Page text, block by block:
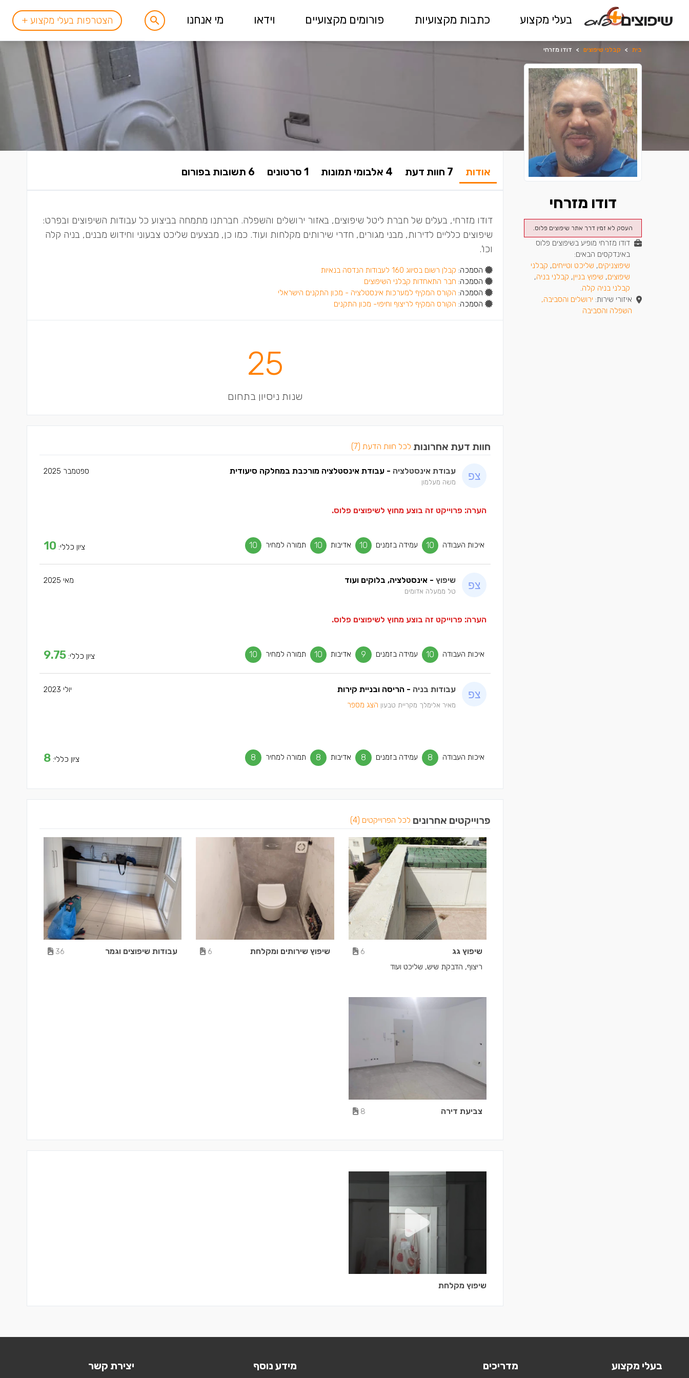
בעלי מקצוע כתבות מקצועיות פורומים מקצועיים וידאו מי אנחנו הצטרפות בעלי מקצוע +
בית > קבלני שיפוצים > דודו מזרחי
דודו מזרחי
העסק לא זמין דרך אתר שיפוצים פלוס.
דודו מזרחי מופיע בשיפוצים פלוס
באינדקסים הבאים:
שיפוצניקים, שליכט וטייחים, קבלני
שיפוצים, שיפוץ בניין, קבלני בניה,
קבלני בניה קלה.
איזורי שירות: ירושלים והסביבה,
השפלה והסביבה
אודות 7 חוות דעת 4 אלבומי תמונות 1 סרטונים 6 תשובות בפורום
דודו מזרחי, בעלים של חברת ליטל שיפוצים, באזור ירושלים והשפלה. חברתנו מתמחה בביצוע כל עבודות השיפוצים ובפרט:
שיפוצים כלליים לדירות, מבני מגורים, חדרי שירותים מקלחות ועוד. כמו כן, מבצעים שליכט צבעוני וחידוש מבנים, בניה קלה
וכו'.
הסמכה: קבלן רשום בסיווג 160 לעבודות הנדסה בנאיות
הסמכה: חבר התאחדות קבלני השיפוצים
הסמכה: הקורס המקיף למערכות אינסטלציה - מכון התקנים הישראלי
הסמכה: הקורס המקיף לריצוף וחיפוי- מכון התקנים
25
שנות ניסיון בתחום
חוות דעת אחרונות לכל חוות הדעת (7)
עבודת אינסטלציה - עבודת אינסטלציה מורכבת במחלקה סיעודית
משה מעלמון
ספטמבר 2025
הערה: פרוייקט זה בוצע מחוץ לשיפוצים פלוס.
איכות העבודה 10 עמידה בזמנים 10 אדיבות 10 תמורה למחיר 10 ציון כללי: 10
שיפוץ - אינסטלציה, בלוקים ועוד
טל ממעלה אדומים
מאי 2025
הערה: פרוייקט זה בוצע מחוץ לשיפוצים פלוס.
איכות העבודה 10 עמידה בזמנים 9 אדיבות 10 תמורה למחיר 10 ציון כללי: 9.75
עבודות בניה - הריסה ובניית קירות
מאיר אלימלך מקריית טבעון הצג מספר
יולי 2023
איכות העבודה 8 עמידה בזמנים 8 אדיבות 8 תמורה למחיר 8 ציון כללי: 8
פרוייקטים אחרונים לכל הפרוייקטים (4)
שיפוץ גג
6
ריצוף, הדבקת שיש, שליכט ועוד
שיפוץ שירותים ומקלחת 6 עבודות שיפוצים וגמר 36
צביעת דירה 8
שיפוץ מקלחת
בעלי מקצוע מדריכים מידע נוסף יצירת קשר